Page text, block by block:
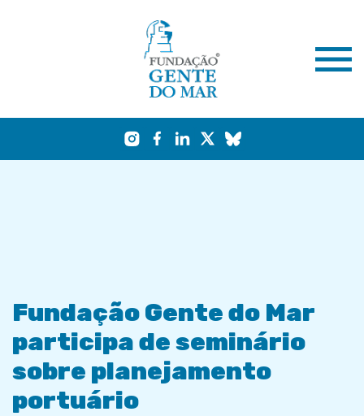
Fundação Gente do Mar
participa de seminário
sobre planejamento
portuário